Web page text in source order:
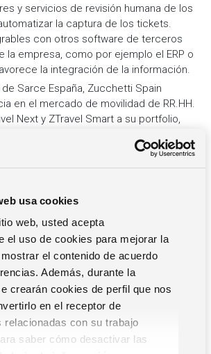
usa cookies
web, usted acepta
el uso de cookies para mejorar la
el contenido de acuerdo
Además, durante la
crearán cookies de perfil que nos
en el receptor de
relacionadas con su trabajo
saber cómo desactivar las
y servicios de revisión humana de los
la captura de los tickets.
con otros software de terceros
la empresa, como por ejemplo el ERP o
la integración de la información.
Sarce España, Zucchetti Spain
en el mercado de movilidad de RR.HH.
Next y ZTravel Smart a su portfolio,
son garantizar la seguridad de los
viajes y desplazamientos en la nueva
Spain pone a disposición de sus
de otros proveedores como son las
reserva o las aplicaciones de
en el servicio de viajes: Uber, Cabify,
la estrategia expansión de Zucchetti